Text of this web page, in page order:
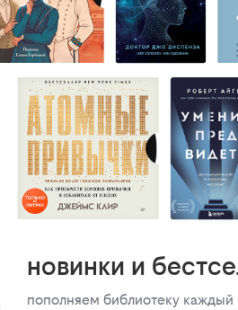
новинки и
пополняем библиотеку